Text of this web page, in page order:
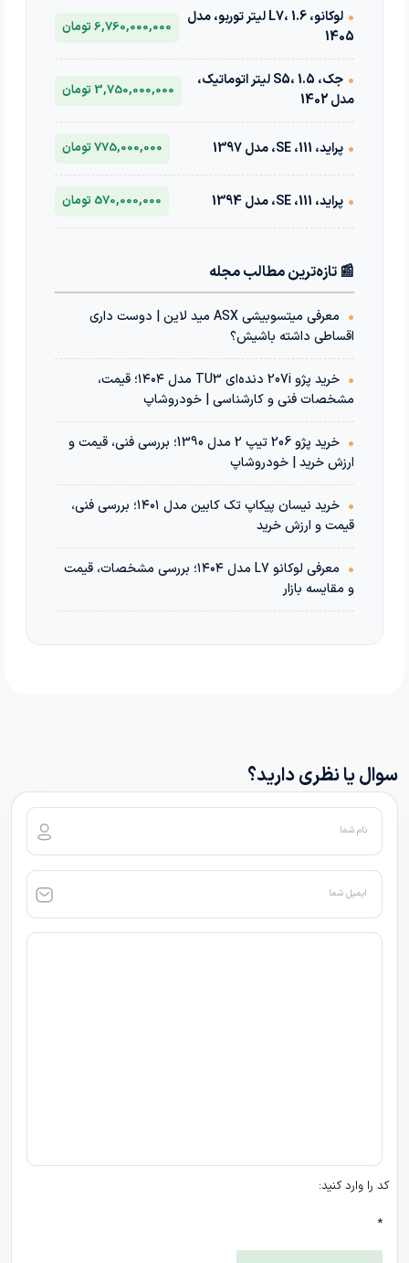
•
لوکانو، L7، 1.6 لیتر توربو، مدل
1405
6,760,000,000 تومان
•
جک، S5، 1.5 لیتر اتوماتیک،
مدل 1402
3,750,000,000 تومان
• پراید، 111، SE، مدل 1397 775,000,000 تومان
• پراید، 111، SE، مدل 1394 570,000,000 تومان
📰 تازه‌ترین مطالب مجله
•
معرفی میتسوبیشی ASX مید لاین | دوست داری
اقساطی داشته باشیش؟
•
خرید پژو 207i دنده‌ای TU3 مدل ۱۴۰۴؛ قیمت،
مشخصات فنی و کارشناسی | خودروشاپ
•
خرید پژو 206 تیپ 2 مدل 1390؛ بررسی فنی، قیمت و
ارزش خرید | خودروشاپ
•
خرید نیسان پیکاپ تک کابین مدل ۱۴۰۱؛ بررسی فنی،
قیمت و ارزش خرید
•
معرفی لوکانو L7 مدل ۱۴۰۴؛ بررسی مشخصات، قیمت
و مقایسه بازار
سوال یا نظری دارید؟
نام شما
ایمیل شما
کد را وارد کنید:
*